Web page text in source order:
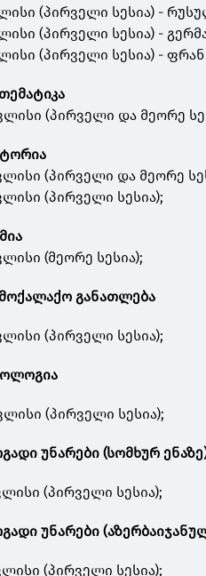
(პირველი სესია) -
(პირველი სესია) -
(პირველი სესია) -
(პირველი და მეორე
(პირველი და მეორე
(პირველი სესია);
(მეორე სესია);
განათლება
(პირველი სესია);
(პირველი სესია);
უნარები (სომხურ
(პირველი სესია);
უნარები
(პირველი სესია);